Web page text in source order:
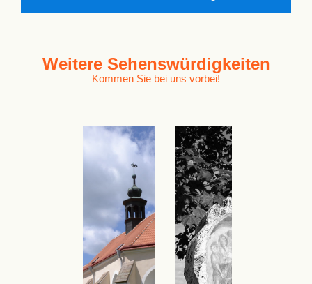
Weitere Sehenswürdigkeiten
Kommen Sie bei uns vorbei!